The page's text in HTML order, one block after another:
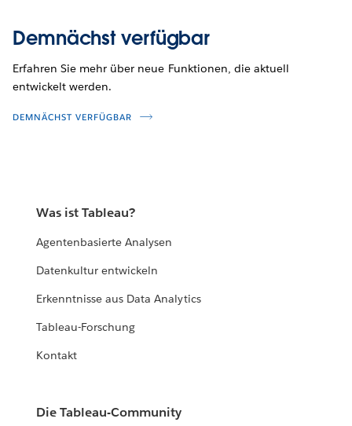
Demnächst verfügbar
Erfahren Sie mehr über neue Funktionen, die aktuell
entwickelt werden.
DEMNÄCHST VERFÜGBAR
Was ist Tableau?
Agentenbasierte Analysen
Datenkultur entwickeln
Erkenntnisse aus Data Analytics
Tableau-Forschung
Kontakt
Die Tableau-Community